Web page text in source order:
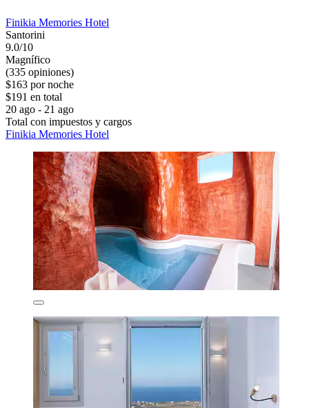
Finikia Memories Hotel
Santorini
9.0/10
Magnífico
(335 opiniones)
$163 por noche
$191 en total
20 ago - 21 ago
Total con impuestos y cargos
Finikia Memories Hotel